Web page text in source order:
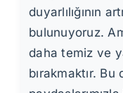
duyarlılığının
bulunuyoruz.
daha temiz ve
bırakmaktır.